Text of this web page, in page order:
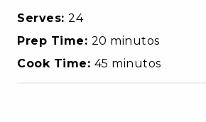
Serves: 24
Prep Time: 20 minutos
Cook Time: 45 minutos